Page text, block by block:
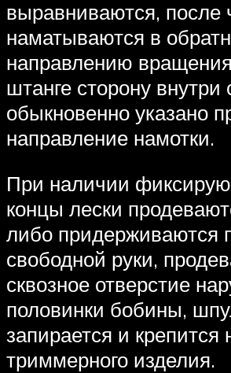
выравниваются, после
наматываются в
направлению
штанге сторону внутри
обыкновенно указано
направление намотки.
При наличии
концы лески
либо придерживаются
свободной руки,
сквозное отверстие
половинки бобины,
запирается и крепится
триммерного изделия.